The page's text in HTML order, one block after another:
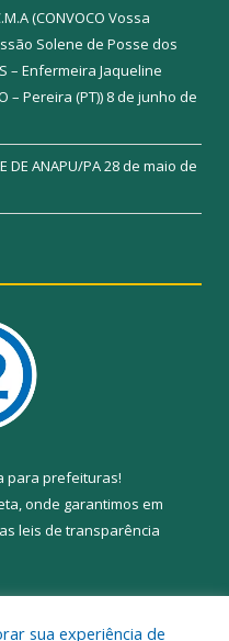
(CONVOCO Vossa
Solene de Posse dos
– Enfermeira Jaqueline
– Pereira (PT)) 8 de junho de
DE ANAPU/PA28 de maio de
para prefeituras!
onde garantimos em
leis de transparência
sua experiência de